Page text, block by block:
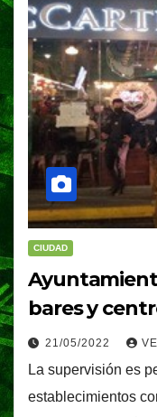
CIUDAD
bares y
21/05/2022
La supervisión es
establecimientos